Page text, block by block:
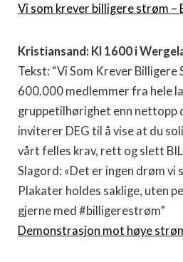
Vi som krever billigere strøm –
Kristiansand: Kl 1600 i
Tekst: “Vi Som Krever
600.000 medlemmer fra hele
gruppetilhørighet enn nettopp
inviterer DEG til å vise at du
vårt felles krav, rett og slett
Slagord: «Det er ingen drøm vi
Plakater holdes saklige, uten
gjerne med #billigerestrøm”
Demonstrasjon mot høye